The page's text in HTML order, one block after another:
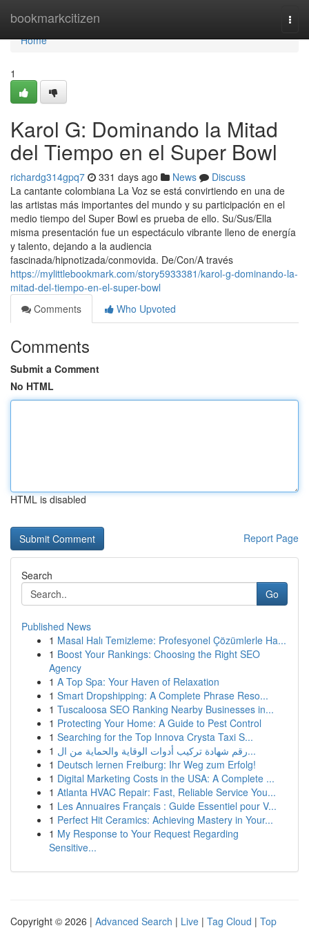
bookmarkcitizen
Home
Home
1
Karol G: Dominando la Mitad
del Tiempo en el Super Bowl
richardg314gpq7 331 days ago News
Discuss
La cantante colombiana La Voz se está convirtiendo en una de
las artistas más importantes del mundo y su participación en el
medio tiempo del Super Bowl es prueba de ello. Su/Sus/Ella
misma presentación fue un espectáculo vibrante lleno de energía
y talento, dejando a la audiencia
fascinada/hipnotizada/conmovida. De/Con/A través
https://mylittlebookmark.com/story5933381/karol-g-dominando-la-
mitad-del-tiempo-en-el-super-bowl
Comments
Who Upvoted
Comments
Submit a Comment
No HTML
HTML is disabled
Report Page
Search
Go
Published News
1 Masal Halı Temizleme: Profesyonel Çözümlerle Ha...
1 Boost Your Rankings: Choosing the Right SEO
Agency
1 A Top Spa: Your Haven of Relaxation
1 Smart Dropshipping: A Complete Phrase Reso...
1 Tuscaloosa SEO Ranking Nearby Businesses in...
1 Protecting Your Home: A Guide to Pest Control
1 Searching for the Top Innova Crysta Taxi S...
1
رقم شهادة تركيب أدوات الوقاية والحماية من ال...
1 Deutsch lernen Freiburg: Ihr Weg zum Erfolg!
1 Digital Marketing Costs in the USA: A Complete ...
1 Atlanta HVAC Repair: Fast, Reliable Service You...
1 Les Annuaires Français : Guide Essentiel pour V...
1 Perfect Hit Ceramics: Achieving Mastery in Your...
1 My Response to Your Request Regarding
Sensitive...
Copyright © 2026 | Advanced Search | Live | Tag Cloud | Top